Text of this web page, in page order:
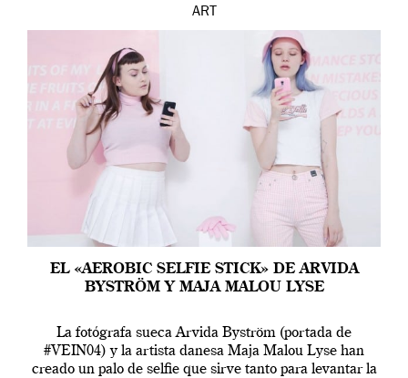
ART
EL «AEROBIC SELFIE STICK» DE ARVIDA
BYSTRÖM Y MAJA MALOU LYSE
La fotógrafa sueca Arvida Byström (portada de
#VEIN04) y la artista danesa Maja Malou Lyse han
creado un palo de selfie que sirve tanto para levantar la